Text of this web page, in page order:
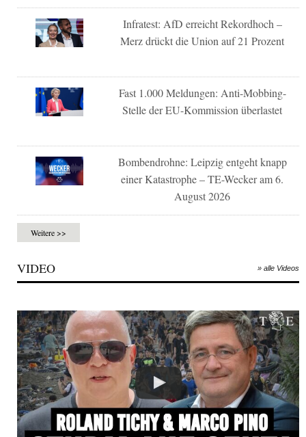
Infratest: AfD erreicht Rekordhoch –
Merz drückt die Union auf 21 Prozent
Fast 1.000 Meldungen: Anti-Mobbing-
Stelle der EU-Kommission überlastet
Bombendrohne: Leipzig entgeht knapp
einer Katastrophe – TE-Wecker am 6.
August 2026
Weitere >>
VIDEO » alle Videos